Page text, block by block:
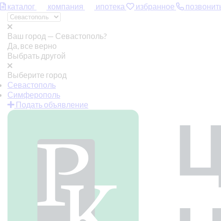
каталог компания ипотека избранное
Ваш город — Севастополь?
Да, все верно
Выбрать другой
Выберите город
Севастополь
Симферополь
Подать объявление